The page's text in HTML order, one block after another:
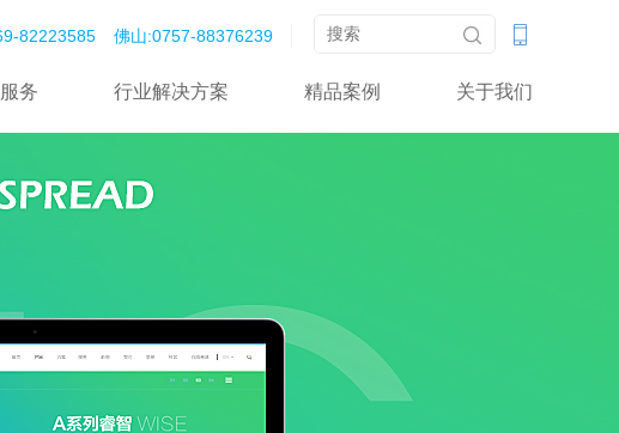
82223585‬‬‬ 佛山:0757-88376239‬‬‬
务 行业解决方案 精品案例 关于我们